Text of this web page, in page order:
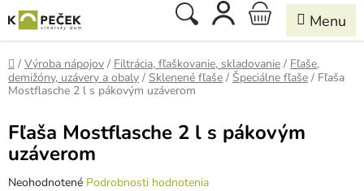
na
obsah
Hľadať
NÁKUPNÝ
KOŠÍK
Domov
/ Výroba nápojov / Filtrácia, fľaškovanie, skladovanie / Fľaše,
demižóny, uzávery a obaly / Sklenené fľaše / Špeciálne fľaše / Fľaša
Mostflasche 2 l s pákovým uzáverom
Fľaša Mostflasche 2 l s pákovým
uzáverom
Priemerné
Neohodnotené Podrobnosti hodnotenia